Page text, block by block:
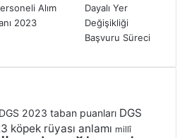
DGS 2023 taban puanları DGS
köpek rüyası anlamı millî